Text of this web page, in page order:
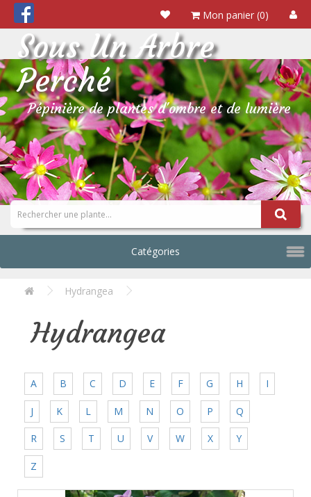
Mon panier (0)
Sous Un Arbre
Perché
Pépinière de plantes d'ombre et de lumière
Catégories
Hydrangea
Hydrangea
A B C D E F G H I
J K L M N O P Q
R S T U V W X Y
Z